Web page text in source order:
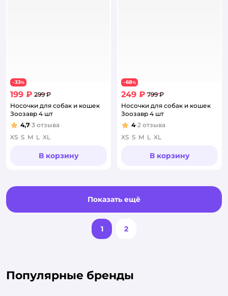
−33%
199 ₽ 299 ₽
Носочки для собак и кошек
Зоозавр 4 шт
Рейтинг:
4,7 3 отзыва
XS S M L XL
В корзину
−68%
249 ₽ 799 ₽
Носочки для собак и кошек
Зоозавр 4 шт
Рейтинг:
4 2 отзыва
XS S M L XL
В корзину
Показать ещё
1 2
Популярные бренды